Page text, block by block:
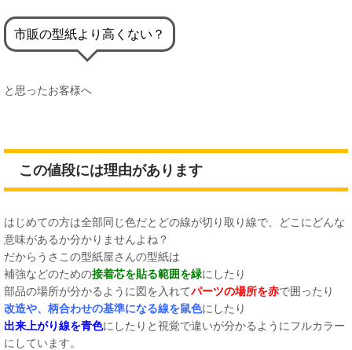
市販の型紙より高くない？
と思ったお客様へ
この値段には理由があります
はじめての方は全部同じ色だとどの線が切り取り線で、どこにどんな
意味があるか分かりませんよね？
だからうさこの型紙屋さんの型紙は
補強などのための接着芯を貼る範囲を緑にしたり
部品の場所が分かるように図を入れてパーツの場所を赤で囲ったり
改造や、柄合わせの基準になる線を鼠色にしたり
出来上がり線を青色にしたりと視覚で違いが分かるようにフルカラー
にしています。